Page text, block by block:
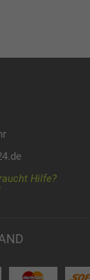
Hilfe?